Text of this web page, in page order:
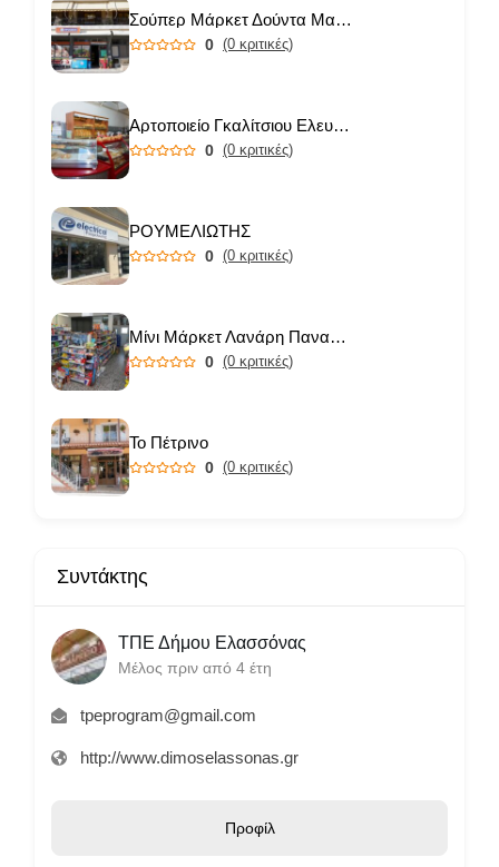
Σούπερ Μάρκετ Δούντα Μαριάνθη
0 (0 κριτικές)
Αρτοποιείο Γκαλίτσιου Ελευθερία
0 (0 κριτικές)
ΡΟΥΜΕΛΙΩΤΗΣ
0 (0 κριτικές)
Μίνι Μάρκετ Λανάρη Παναγιώτα
0 (0 κριτικές)
Το Πέτρινο
0 (0 κριτικές)
Συντάκτης
ΤΠΕ Δήμου Ελασσόνας
Μέλος πριν από 4 έτη
tpeprogram@gmail.com
http://www.dimoselassonas.gr
Προφίλ